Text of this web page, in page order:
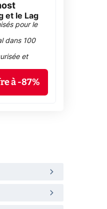
et le Lag
pour le
dans 100
et
à -87%